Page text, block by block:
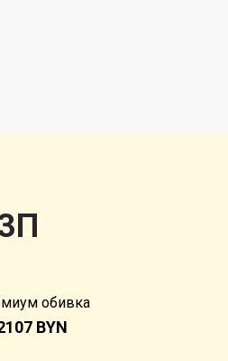
обивка
BYN